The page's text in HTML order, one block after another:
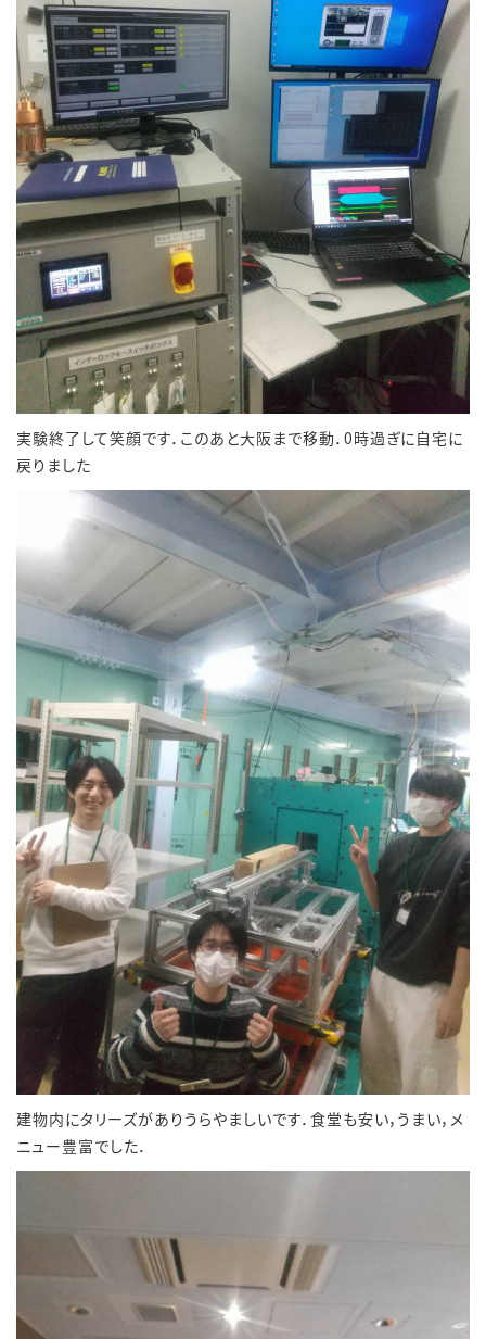
実験終了して笑顔です．このあと大阪まで移動．0時過ぎに自宅に
戻りました
建物内にタリーズがありうらやましいです．食堂も安い，うまい，メ
ニュー豊富でした．